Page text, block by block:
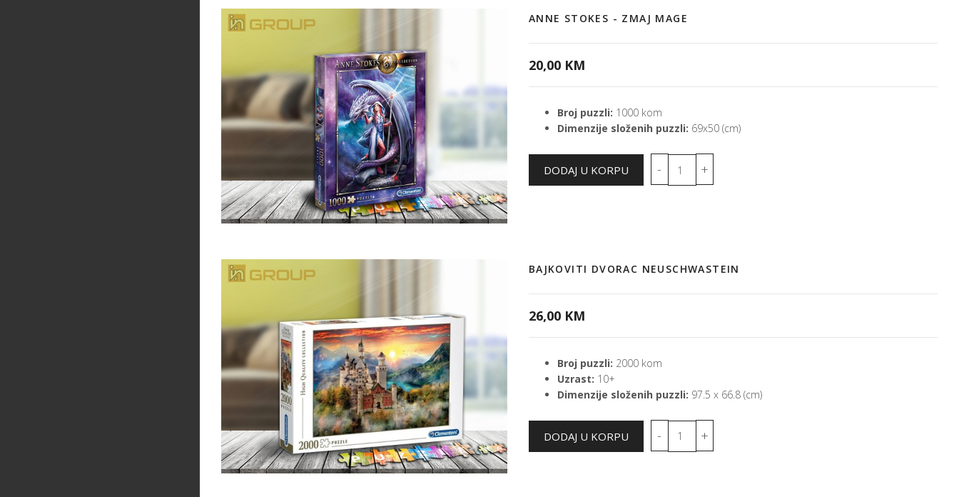
ANNE STOKES - ZMAJ MAGE
20,00 KM
Broj puzzli: 1000 kom
Dimenzije složenih puzzli: 69x50 (cm)
BAJKOVITI DVORAC NEUSCHWASTEIN
26,00 KM
Broj puzzli: 2000 kom
Uzrast: 10+
Dimenzije složenih puzzli: 97.5 x 66.8 (cm)